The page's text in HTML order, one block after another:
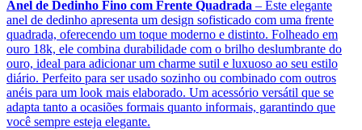
Anel de Dedinho Fino com Frente Quadrada – Este elegante
anel de dedinho apresenta um design sofisticado com uma frente
quadrada, oferecendo um toque moderno e distinto. Folheado em
ouro 18k, ele combina durabilidade com o brilho deslumbrante do
ouro, ideal para adicionar um charme sutil e luxuoso ao seu estilo
diário. Perfeito para ser usado sozinho ou combinado com outros
anéis para um look mais elaborado. Um acessório versátil que se
adapta tanto a ocasiões formais quanto informais, garantindo que
você sempre esteja elegante.